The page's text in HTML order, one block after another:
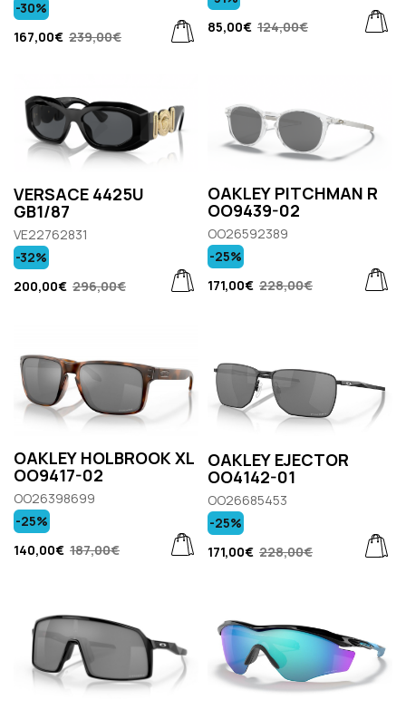
167,00€ 239,00€
-30%
85,00€ 124,00€
VERSACE 4425U
GB1/87
VE22762831
200,00€ 296,00€
-32%
OAKLEY PITCHMAN R
OO9439-02
OO26592389
171,00€ 228,00€
-25%
OAKLEY HOLBROOK XL
OO9417-02
OO26398699
140,00€ 187,00€
-25%
OAKLEY EJECTOR
OO4142-01
OO26685453
171,00€ 228,00€
-25%